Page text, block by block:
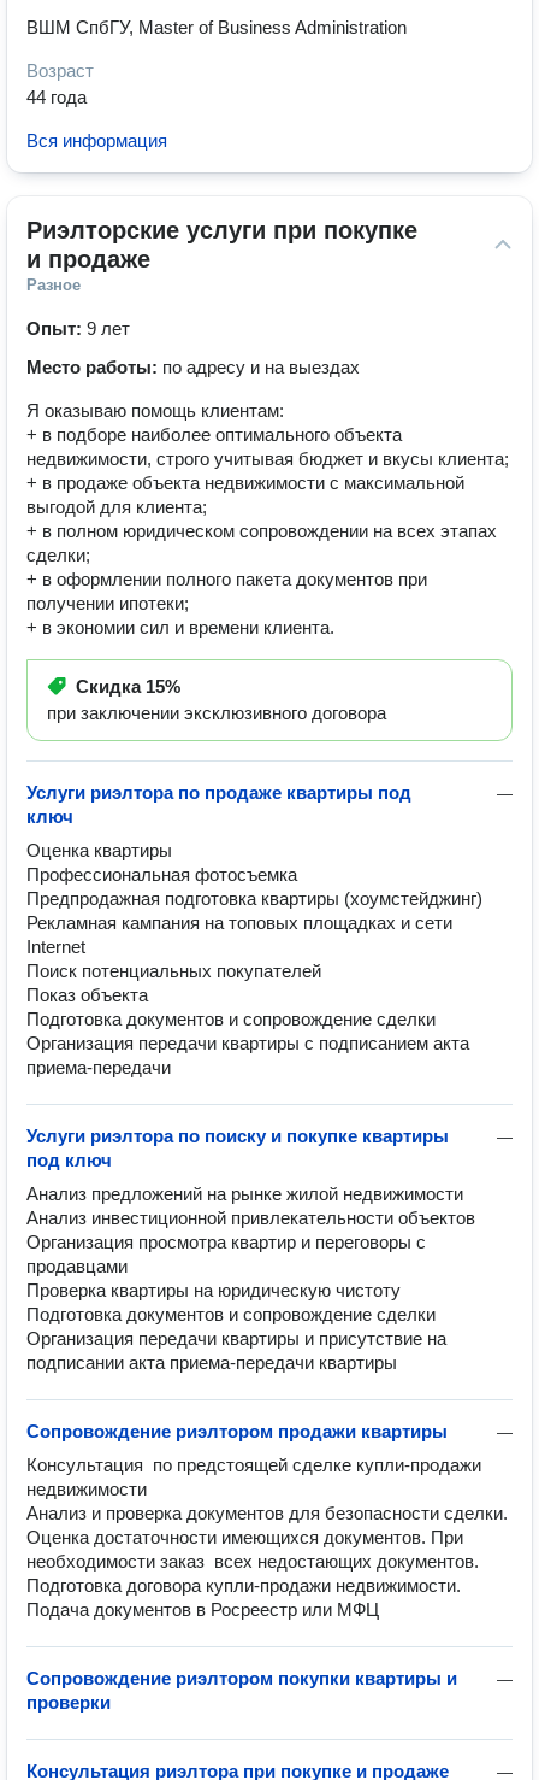
ВШМ СпбГУ, Master of Business Administration
Возраст
44 года
Вся информация
Риэлторские услуги при покупке
и продаже
Разное
Опыт: 9 лет
Место работы: по адресу и на выездах
Я оказываю помощь клиентам:
+ в подборе наиболее оптимального объекта
недвижимости, строго учитывая бюджет и вкусы клиента;
+ в продаже объекта недвижимости с максимальной
выгодой для клиента;
+ в полном юридическом сопровождении на всех этапах
сделки;
+ в оформлении полного пакета документов при
получении ипотеки;
+ в экономии сил и времени клиента.
Скидка 15%
при заключении эксклюзивного договора
—
Услуги риэлтора по продаже квартиры под
ключ
Оценка квартиры
Профессиональная фотосъемка
Предпродажная подготовка квартиры (хоумстейджинг)
Рекламная кампания на топовых площадках и сети
Internet
Поиск потенциальных покупателей
Показ объекта
Подготовка документов и сопровождение сделки
Организация передачи квартиры с подписанием акта
приема-передачи
—
Услуги риэлтора по поиску и покупке квартиры
под ключ
Анализ предложений на рынке жилой недвижимости
Анализ инвестиционной привлекательности объектов
Организация просмотра квартир и переговоры с
продавцами
Проверка квартиры на юридическую чистоту
Подготовка документов и сопровождение сделки
Организация передачи квартиры и присутствие на
подписании акта приема-передачи квартиры
—
Сопровождение риэлтором продажи квартиры
Консультация  по предстоящей сделке купли-продажи
недвижимости
Анализ и проверка документов для безопасности сделки.
Оценка достаточности имеющихся документов. При
необходимости заказ  всех недостающих документов.
Подготовка договора купли-продажи недвижимости.
Подача документов в Росреестр или МФЦ
—
Сопровождение риэлтором покупки квартиры и
проверки
—
Консультация риэлтора при покупке и продаже